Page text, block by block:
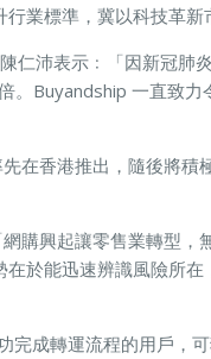
業標準，冀以科技革新
仁沛表示﹕「因新冠肺
。Buyandship 一直致
在香港推出，隨後將
購興起讓零售業轉型，
於能迅速辨識風險所
完成轉運流程的用戶，